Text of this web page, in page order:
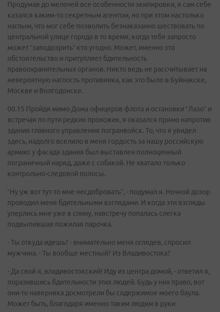
Продумав до мелочей все особенности экипировки, я сам себе
казался каким-то секретным агентом, но при этом настолько
наглым, что мог себе позволить безнаказанно шествовать по
центральной улице города в то время, когда тебя запросто
может “заподозрить” кто угодно. Может, именно это
обстоятельство и притупляет бдительность
правоохранительных органов. Никто ведь не рассчитывает на
невероятную наглость противника, как это было в Буйнакске,
Москве и Волгодонске.
00.15 Пройдя мимо Дома офицеров флота и остановки “Лазо” и
встречая по пути редких прохожих, я оказался прямо напротив
здания главного управления погранвойск. То, что я увидел
здесь, надолго вселило в меня гордость за нашу российскую
армию: у фасада здания был выставлен полноценный
пограничный наряд, даже с собакой. Не хватало только
контрольно-следовой полосы.
“Ну уж вот тут-то мне несдобровать”, - подумал я. Ночной дозор
проводил меня бдительными взглядами. И когда эти взгляды
уперлись мне уже в спину, навстречу попалась слегка
подвыпившая пожилая парочка.
- Ты откуда идешь? - внимательно меня оглядев, спросил
мужчина. - Ты вообще местный? Из Владивостока?
- Да свой я, владивостокский! Иду из центра домой, - ответил я,
поразившись бдительности этих людей. Будь у них право, вот
они-то наверняка досмотрели бы содержимое моего баула.
Может быть, благодаря именно таким людям в руки